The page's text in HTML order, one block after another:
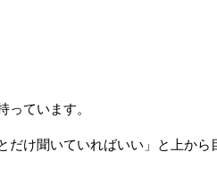
ています。
け聞いていればいい」と上から